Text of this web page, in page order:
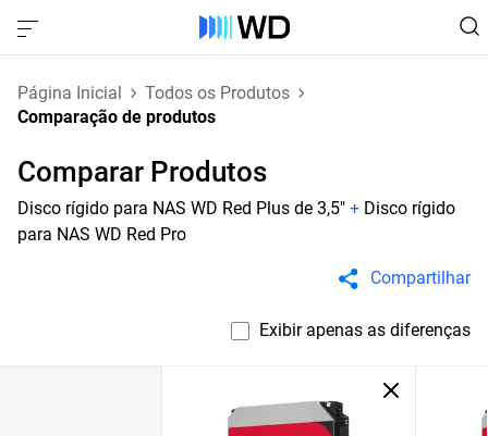
Página Inicial
Todos os Produtos
Comparação de produtos
Comparar Produtos
Disco rígido para NAS WD Red Plus de 3,5" + Disco rígido
para NAS WD Red Pro
Compartilhar
Exibir apenas as diferenças